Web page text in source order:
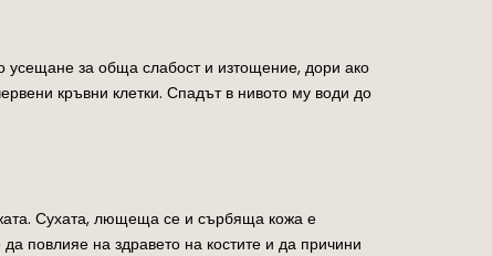
усещане за обща слабост и изтощение, дори ако
кръвни клетки. Спадът в нивото му води до
Сухата, лющеща се и сърбяща кожа е
повлияе на здравето на костите и да причини